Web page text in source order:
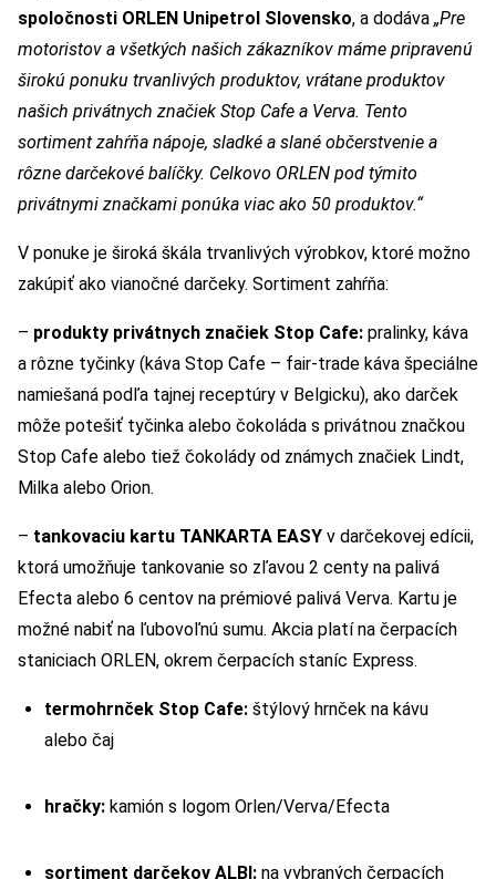
spoločnosti ORLEN Unipetrol Slovensko, a dodáva „Pre
motoristov a všetkých našich zákazníkov máme pripravenú
širokú ponuku trvanlivých produktov, vrátane produktov
našich privátnych značiek Stop Cafe a Verva. Tento
sortiment zahŕňa nápoje, sladké a slané občerstvenie a
rôzne darčekové balíčky. Celkovo ORLEN pod týmito
privátnymi značkami ponúka viac ako 50 produktov.“
V ponuke je široká škála trvanlivých výrobkov, ktoré možno
zakúpiť ako vianočné darčeky. Sortiment zahŕňa:
– produkty privátnych značiek Stop Cafe: pralinky, káva
a rôzne tyčinky (káva Stop Cafe – fair-trade káva špeciálne
namiešaná podľa tajnej receptúry v Belgicku), ako darček
môže potešiť tyčinka alebo čokoláda s privátnou značkou
Stop Cafe alebo tiež čokolády od známych značiek Lindt,
Milka alebo Orion.
– tankovaciu kartu TANKARTA EASY v darčekovej edícii,
ktorá umožňuje tankovanie so zľavou 2 centy na palivá
Efecta alebo 6 centov na prémiové palivá Verva. Kartu je
možné nabiť na ľubovoľnú sumu. Akcia platí na čerpacích
staniciach ORLEN, okrem čerpacích staníc Express.
termohrnček Stop Cafe: štýlový hrnček na kávu
alebo čaj
hračky: kamión s logom Orlen/Verva/Efecta
sortiment darčekov ALBI: na vybraných čerpacích